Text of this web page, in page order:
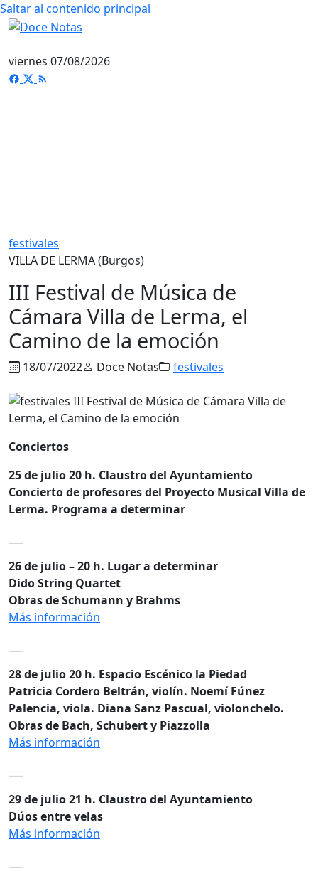
Saltar al contenido principal
viernes 07/08/2026
festivales
VILLA DE LERMA (Burgos)
III Festival de Música de
Cámara Villa de Lerma, el
Camino de la emoción
18/07/2022 Doce Notas festivales
Conciertos
25 de julio 20 h. Claustro del Ayuntamiento
Concierto de profesores del Proyecto Musical Villa de
Lerma. Programa a determinar
26 de julio – 20 h. Lugar a determinar
Dido String Quartet
Obras de Schumann y Brahms
Más información
28 de julio 20 h. Espacio Escénico la Piedad
Patricia Cordero Beltrán, violín. Noemí Fúnez
Palencia, viola. Diana Sanz Pascual, violonchelo.
Obras de Bach, Schubert y Piazzolla
Más información
29 de julio 21 h. Claustro del Ayuntamiento
Dúos entre velas
Más información